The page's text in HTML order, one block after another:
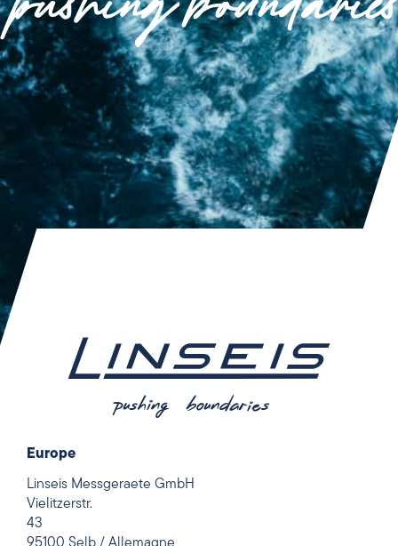
Europe
Linseis Messgeraete GmbH
Vielitzerstr.
43